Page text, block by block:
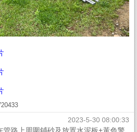
2023-5-30 08:00:33
管路上周圍鋪砂及放置水泥板+黃色警